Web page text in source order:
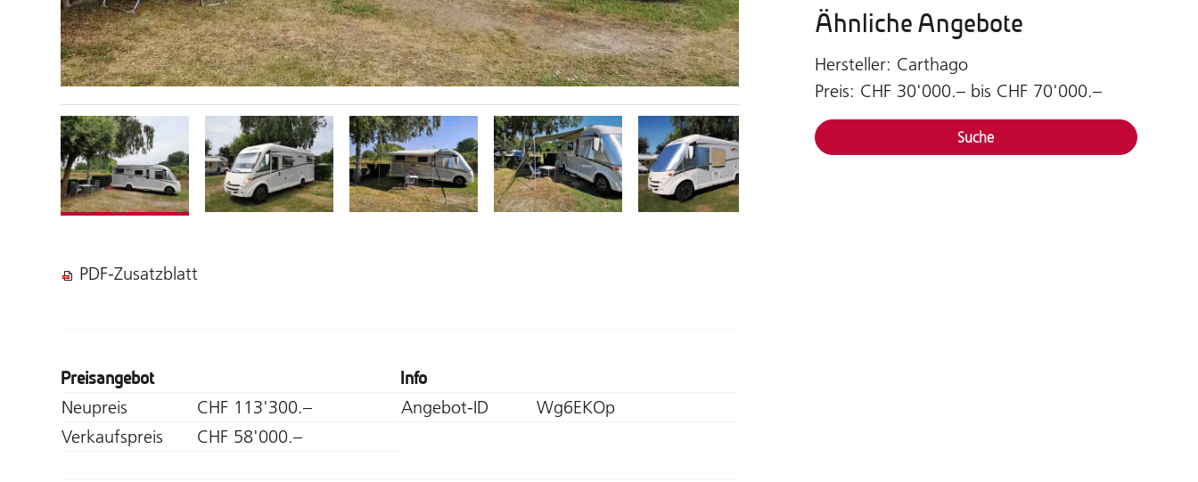
PDF-Zusatzblatt
Preisangebot
Neupreis
CHF 113'300.–
Verkaufspreis
CHF 58'000.–
Info
Angebot-ID Wg6EKOp
Ähnliche Angebote
Hersteller: Carthago
Preis: CHF 30'000.– bis CHF 70'000.–
Suche